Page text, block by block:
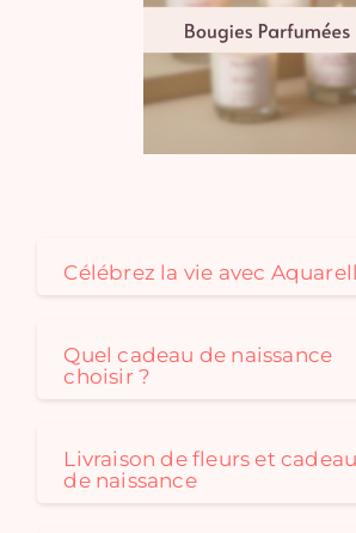
Célébrez la vie avec
Quel cadeau de naissance
choisir ?
Livraison de fleurs et
de naissance